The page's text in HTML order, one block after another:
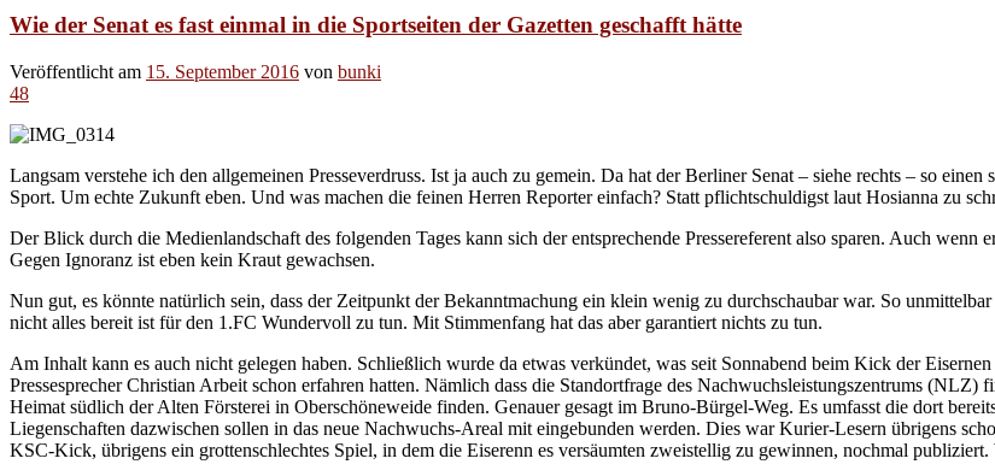
Wie der Senat es fast einmal in die Sportseiten der Gazetten geschafft hätte
Veröffentlicht am 15. September 2016 von bunki
48
Langsam verstehe ich den allgemeinen Presseverdruss. Ist ja auch zu gemein. Da hat der Berliner Senat – siehe rechts – so
Sport. Um echte Zukunft eben. Und was machen die feinen Herren Reporter einfach? Statt pflichtschuldigst laut Hosianna zu
Der Blick durch die Medienlandschaft des folgenden Tages kann sich der entsprechende Pressereferent also sparen. Auch wenn
Gegen Ignoranz ist eben kein Kraut gewachsen.
Nun gut, es könnte natürlich sein, dass der Zeitpunkt der Bekanntmachung ein klein wenig zu durchschaubar war. So
nicht alles bereit ist für den 1.FC Wundervoll zu tun. Mit Stimmenfang hat das aber garantiert nichts zu tun.
Am Inhalt kann es auch nicht gelegen haben. Schließlich wurde da etwas verkündet, was seit Sonnabend beim Kick der
Pressesprecher Christian Arbeit schon erfahren hatten. Nämlich dass die Standortfrage des Nachwuchsleistungszentrums
Heimat südlich der Alten Försterei in Oberschöneweide finden. Genauer gesagt im Bruno-Bürgel-Weg. Es umfasst die dort
Liegenschaften dazwischen sollen in das neue Nachwuchs-Areal mit eingebunden werden. Dies war Kurier-Lesern übrigens
KSC-Kick, übrigens ein grottenschlechtes Spiel, in dem die Eiserenn es versäumten zweistellig zu gewinnen, nochmal